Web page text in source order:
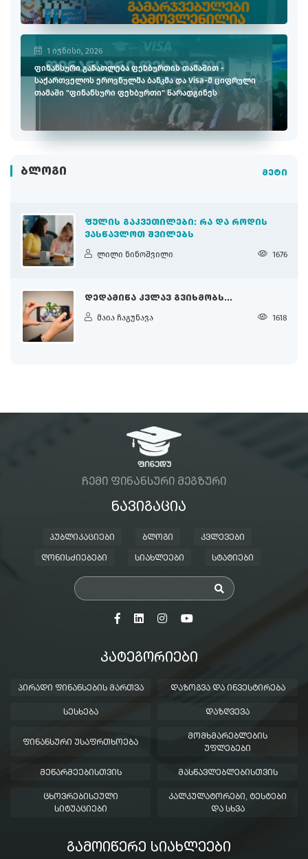
1 ივნისი, 2026
ფინანსური განათლება ფეხბურთის თამაშით -
საქართველოს ეროვნულმა ბანკმა და Visa-მ ციფრული
თამაში "ფინანსური ფეხბურთი" წარადგინეს
ᲑᲚᲝᲒᲘ მეტი
ᲤᲣᲚᲘᲡ ᲒᲐᲙᲕᲔᲗᲘᲚᲔᲑᲘ: ᲠᲐ ᲓᲐ ᲠᲝᲓᲘᲡ
ᲕᲐᲡᲬᲐᲕᲚᲝᲗ ᲨᲕᲘᲚᲔᲑᲡ
ლილი ნინოშვილი 1676
ᲓᲔᲓᲐᲛᲘᲬᲐ ᲙᲕᲚᲐᲕ ᲒᲕᲘᲮᲛᲝᲑᲡ...
მაია ჩაგუნავა 1618
ᲩᲔᲛᲘ ᲤᲘᲜᲐᲜᲡᲣᲠᲘ ᲛᲔᲒᲖᲣᲠᲘ
ᲜᲐᲕᲘᲒᲐᲪᲘᲐ
ᲞᲣᲑᲚᲘᲙᲐᲪᲘᲔᲑᲘ ᲑᲚᲝᲒᲘ ᲙᲕᲚᲔᲕᲔᲑᲘ
ᲦᲝᲜᲘᲡᲫᲘᲔᲑᲔᲑᲘ ᲡᲘᲐᲮᲚᲔᲔᲑᲘ ᲡᲢᲐᲢᲘᲔᲑᲘ
ᲙᲐᲢᲔᲒᲝᲠᲘᲔᲑᲘ
ᲞᲘᲠᲐᲓᲘ ᲤᲘᲜᲐᲜᲡᲔᲑᲘᲡ ᲛᲐᲠᲗᲕᲐ ᲓᲐᲖᲝᲒᲕᲐ ᲓᲐ ᲘᲜᲕᲔᲡᲢᲘᲠᲔᲑᲐ
ᲡᲔᲡᲮᲔᲑᲐ ᲓᲐᲖᲦᲕᲔᲕᲐ
ᲤᲘᲜᲐᲜᲡᲣᲠᲘ ᲣᲡᲐᲤᲠᲗᲮᲝᲔᲑᲐ
ᲛᲝᲛᲮᲛᲐᲠᲔᲑᲚᲔᲑᲘᲡ
ᲣᲤᲚᲔᲑᲔᲑᲘ
ᲛᲔᲬᲐᲠᲛᲔᲔᲑᲘᲡᲗᲕᲘᲡ ᲛᲐᲡᲬᲐᲕᲚᲔᲑᲚᲔᲑᲘᲡᲗᲕᲘᲡ
ᲪᲮᲝᲕᲠᲔᲑᲘᲡᲔᲣᲚᲘ
ᲡᲘᲢᲣᲐᲪᲘᲔᲑᲘ
ᲙᲐᲚᲙᲣᲚᲐᲢᲝᲠᲔᲑᲘ, ᲢᲔᲡᲢᲔᲑᲘ
ᲓᲐ ᲡᲮᲕᲐ
ᲒᲐᲛᲝᲘᲬᲔᲠᲔ ᲡᲘᲐᲮᲚᲔᲔᲑᲘ